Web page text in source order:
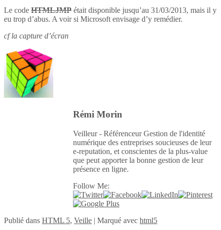
Le code HTMLJMP était disponible jusqu’au 31/03/2013, mais il y
eu trop d’abus. A voir si Microsoft envisage d’y remédier.
cf la capture d’écran
Rémi Morin
Veilleur - Référenceur Gestion de l'identité
numérique des entreprises soucieuses de leur
e-reputation, et conscientes de la plus-value
que peut apporter la bonne gestion de leur
présence en ligne.
Follow Me:
Publié dans HTML 5, Veille | Marqué avec html5